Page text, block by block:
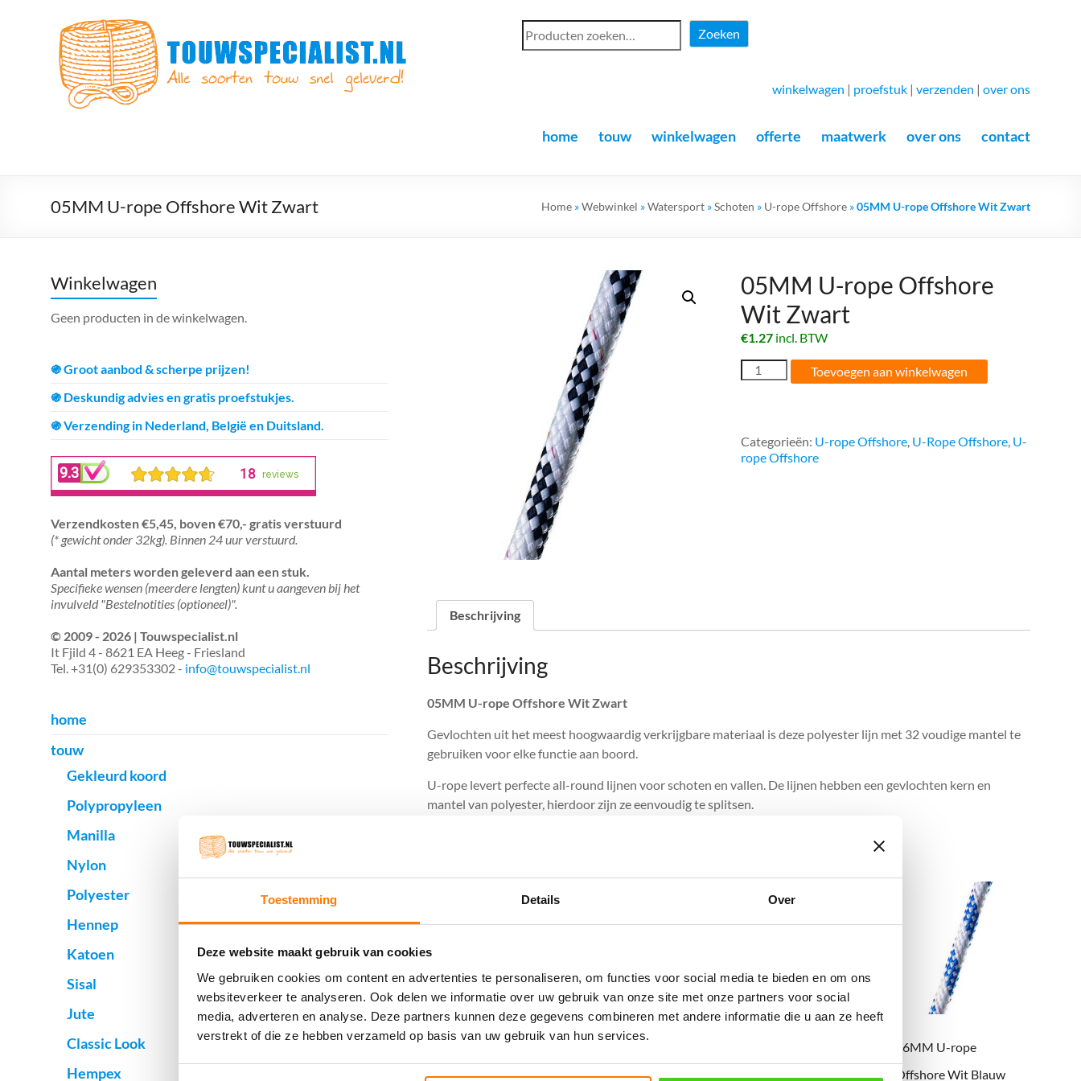
Toestemming Details Over
Deze website maakt gebruik van cookies
We gebruiken cookies om content en advertenties te personaliseren, om functies voor social media te bieden en om ons
websiteverkeer te analyseren. Ook delen we informatie over uw gebruik van onze site met onze partners voor social
media, adverteren en analyse. Deze partners kunnen deze gegevens combineren met andere informatie die u aan ze heeft
verstrekt of die ze hebben verzameld op basis van uw gebruik van hun services.
Touwspecialist.nl
Touwspecialist.nl,
het
adres
en
goed
Zoeken
winkelwagen | proefstuk | verzenden | over ons
home touw winkelwagen offerte maatwerk over ons contact
05MM U-rope Offshore Wit Zwart Home »Webwinkel »Watersport »Schoten » U-rope Offshore »05MM U-rope Offshore Wit Zwart
05MM U-rope Offshore
Wit Zwart
€1.27 incl. BTW
05MM
U-
Zwart
aantal
Toevoegen aan winkelwagen
Categorieën: U-rope Offshore, U-Rope Offshore, U-
rope Offshore
Beschrijving
Beschrijving
05MM U-rope Offshore Wit Zwart
Gevlochten uit het meest hoogwaardig verkrijgbare materiaal is deze polyester lijn met 32 voudige mantel te
gebruiken voor elke functie aan boord.
U-rope levert perfecte all-round lijnen voor schoten en vallen. De lijnen hebben een gevlochten kern en
mantel van polyester, hierdoor zijn ze eenvoudig te splitsen.
05MM U-rope
Offshore Wit Groen
Offshore Blauw
Offshore Wit Blauw
06MM U-rope
Offshore Wit Blauw
Winkelwagen
Geen producten in de winkelwagen.
֍ Groot aanbod & scherpe prijzen!
֍ Deskundig advies en gratis proefstukjes.
֍ Verzending in Nederland, België en Duitsland.
Verzendkosten €5,45, boven €70,- gratis verstuurd
(* gewicht onder 32kg). Binnen 24 uur verstuurd.
Aantal meters worden geleverd aan een stuk.
Specifieke wensen (meerdere lengten) kunt u aangeven bij het
invulveld "Bestelnotities (optioneel)".
© 2009 - 2026 | Touwspecialist.nl
It Fjild 4 - 8621 EA Heeg - Friesland
Tel. +31(0) 629353302 - info@touwspecialist.nl
home
touw
Gekleurd koord
Polypropyleen
Manilla
Nylon
Polyester
Hennep
Katoen
Sisal
Jute
Classic Look
Hempex